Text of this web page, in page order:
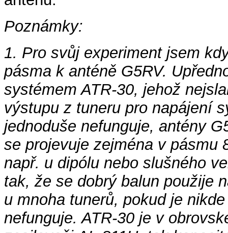
Poznámky:
1. Pro svůj experiment jsem
pásma k anténě G5RV.
systémem ATR-30, jehož
výstupu z tuneru pro napájení
jednoduše nefunguje, antény
se projevuje zejména v pásmu
např. u dipólu nebo slušného
tak, že se dobrý balun použije
u mnoha tunerů, pokud je
nefunguje. ATR-30 je v